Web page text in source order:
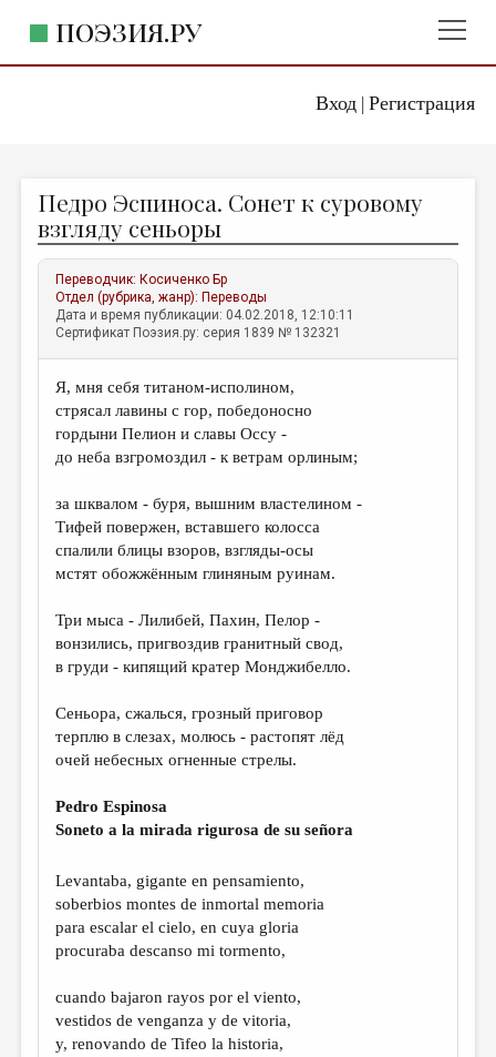
Вход| Регистрация
ПОЭЗИЯ.РУ
ЖАНРЫ
АВТОРЫ
КОММЕНТАРИИ
ЛИТСАЛОН
ПРАВИЛА САЙТА
ОТДЕЛЫ И РУБРИКИ
ДАЙДЖЕСТ
ПРОИЗВЕДЕНИЯ
КОНКУРСЫ
КНИЖНАЯ ПОЛКА
ОБЗОР ЛИТЕРАТУРЫ
СТРАНИЦЫ ПАМЯТИ
ОБЪЯВЛЕНИЯ
КОЛОНКА РЕДАКТОРА
РЕДКОЛЛЕГИЯ
ОТ РЕДАКЦИИ
МАЛАЯ ПРОЗА
ЭССЕИСТИКА
Педро Эспиноса. Сонет к суровому
взгляду сеньоры
Переводчик: Косиченко Бр
Отдел (рубрика, жанр): Переводы
Дата и время публикации: 04.02.2018, 12:10:11
Сертификат Поэзия.ру: серия 1839 № 132321
Я, мня себя титаном-исполином,
стрясал лавины с гор, победоносно
гордыни Пелион и славы Оссу -
до неба взгромоздил - к ветрам орлиным;
за шквалом - буря, вышним властелином -
Тифей повержен, вставшего колосса
спалили блицы взоров, взгляды-осы
мстят обожжённым глиняным руинам.
Три мыса - Лилибей, Пахин, Пелор -
вонзились, пригвоздив гранитный свод,
в груди - кипящий кратер Монджибелло.
Сеньора, сжалься, грозный приговор
терплю в слезах, молюсь - растопят лёд
очей небесных огненные стрелы.
Pedro Espinosa
Soneto a la mirada rigurosa de su señora
Levantaba, gigante en pensamiento,
soberbios montes de inmortal memoria
para escalar el cielo, en cuya gloria
procuraba descanso mi tormento,
cuando bajaron rayos por el viento,
vestidos de venganza y de vitoria,
y, renovando de Tifeo la historia,